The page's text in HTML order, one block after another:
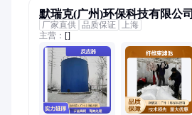
默瑞克(广州)环保科技有限公司
厂家直供 品质保证
上海
主营： []